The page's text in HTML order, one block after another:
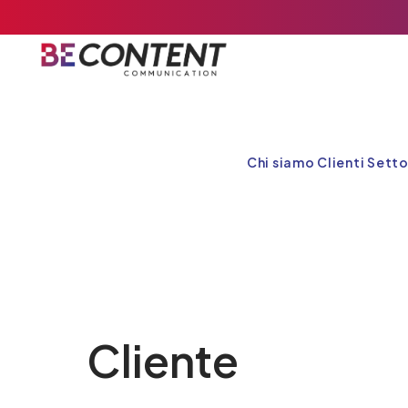
Chi siamo Clienti
Cliente